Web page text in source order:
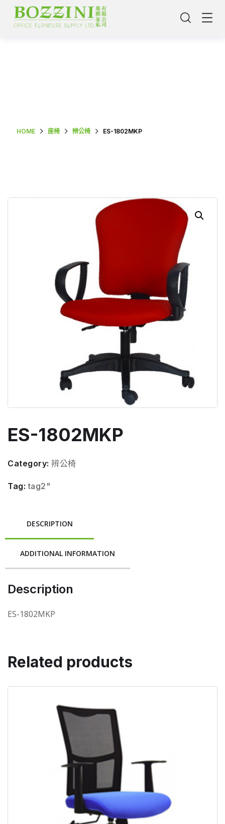
HOME 座椅 辨公椅 ES-1802MKP
ES-1802MKP
Category: 辨公椅
Tag:tag2"
DESCRIPTION
ADDITIONAL INFORMATION
Description
ES-1802MKP
Related products